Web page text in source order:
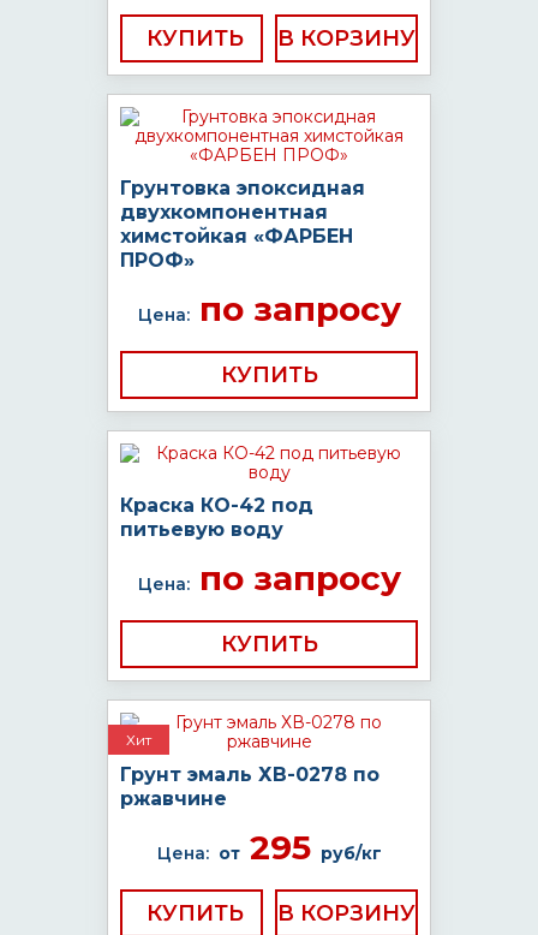
КУПИТЬ
Грунтовка эпоксидная
двухкомпонентная
химстойкая «ФАРБЕН
ПРОФ»
Цена:по запросу
КУПИТЬ
Краска КО-42 под
питьевую воду
Цена:по запросу
КУПИТЬ
Хит
Грунт эмаль ХВ-0278 по
ржавчине
Цена: от295 руб/кг
КУПИТЬ